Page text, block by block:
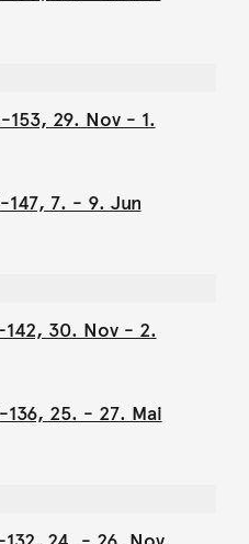
153, 29. Nov - 1.
147, 7. - 9. Jun
142, 30. Nov - 2.
136, 25. - 27. Mai